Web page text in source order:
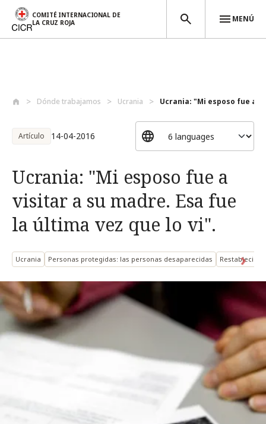
COMITÉ INTERNACIONAL DE
LA CRUZ ROJA
MENÚ
Dónde trabajamos Ucrania Ucrania: "Mi esposo fue a
Artículo 14-04-2016
Ucrania: "Mi esposo fue a
visitar a su madre. Esa fue
la última vez que lo vi".
Ucrania Personas protegidas: las personas desaparecidas